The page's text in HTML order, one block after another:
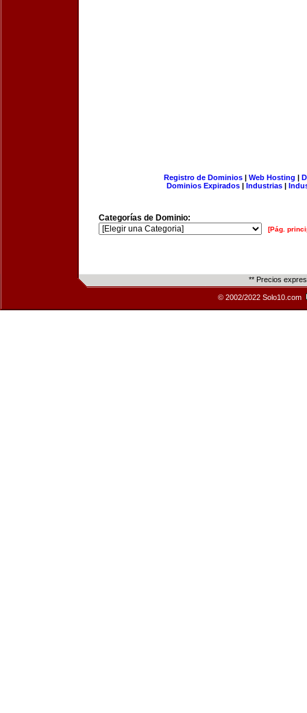
Registro de Dominios| Web Hosting |
Dominios Expirados | Industrias |
Categorías de Dominio:
[Pág.
** Precios
© 2002/2022 Solo10.com